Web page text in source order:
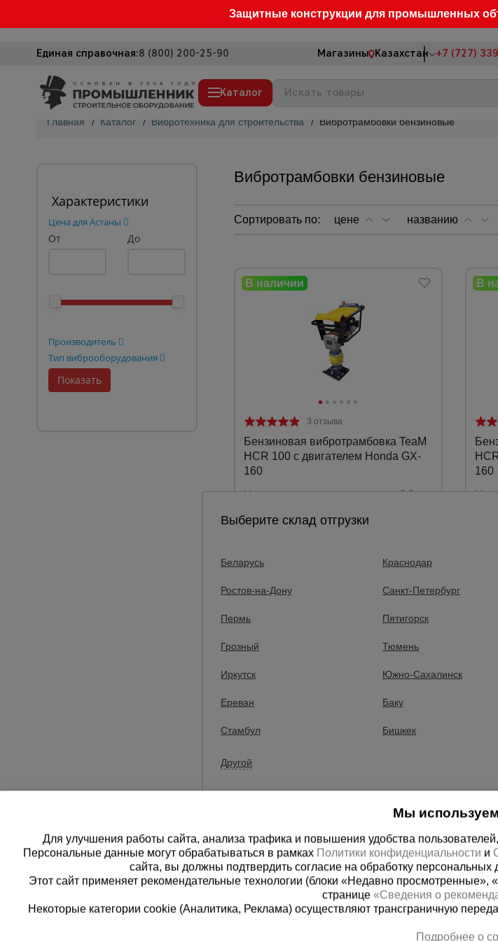
Защитные конструкции для промышленных
Единая справочная:8 (800) 200-25-90 Магазины Казахстан +7 (727)
Каталог
Подмости строительные
Сетка, тенты, брезенты
Строительные подъемники
Мусоропровод строительный
Опалубка
Вибротехника для строительства
Оборудование для работы с арматурой
Тачки строительные и садовые
Главная / Каталог / Вибротехника для строительства / Вибротрамбовки бензиновые
Характеристики
Цена для Астаны
От До
Производитель
Тип виброоборудования
Вибротрамбовки бензиновые
Сортировать по: цене названию
3 отзыва
Бензиновая вибротрамбовка TeaM
HCR 100 с двигателем Honda GX-
160
Мощность:
5,5 л.с.
160
Компания Промышленник предлагает купить
Большой ассортимент продукции в разделе
Доставка товаров раздела вибротрамбовки
доставка в следующие города: Алма-Ата,
Каменогорск, Семей, Уральск, Костанай,
Талдыкорган, Экибастуз, Рудный, Жанаозен,
Выберите склад отгрузки
Беларусь Краснодар
Ростов-на-Дону Санкт-Петербург
Пермь Пятигорск
Грозный Тюмень
Иркутск Южно-Сахалинск
Ереван Баку
Стамбул Бишкек
Другой
Мы
Для улучшения работы сайта, анализа трафика и повышения удобства
Персональные данные могут обрабатываться в рамках Политики конфиденциальности и
сайта, вы должны подтвердить согласие на обработку
Этот сайт применяет рекомендательные технологии (блоки «Недавно
странице «Сведения о
Некоторые категории cookie (Аналитика, Реклама) осуществляют трансграничную
Подробнее о